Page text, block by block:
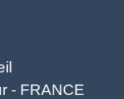
- FRANCE